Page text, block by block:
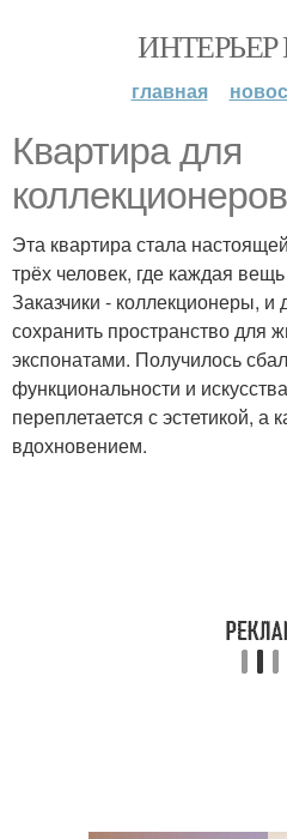
ИНТЕРЬЕР
главная
Квартира для
Эта квартира стала
трёх человек, где каждая
Заказчики - коллекционеры,
сохранить пространство для
экспонатами. Получилось
функциональности и
переплетается с эстетикой, а
вдохновением.